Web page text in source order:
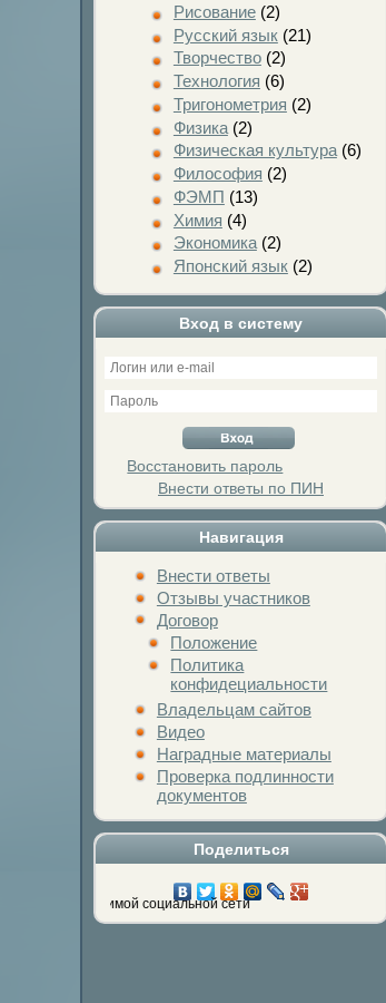
Рисование(2)
Русский язык(21)
Творчество(2)
Технология (6)
Тригонометрия (2)
Физика(2)
Физическая культура(6)
Философия (2)
ФЭМП (13)
Химия (4)
Экономика(2)
Японский язык(2)
Вход в систему
Восстановить пароль
Внести ответы по ПИН
Навигация
Внести ответы
Отзывы участников
Договор
Положение
Политика
конфидециальности
Владельцам сайтов
Видео
Наградные материалы
Проверка подлинности
документов
Поделиться
любимой социальной сети